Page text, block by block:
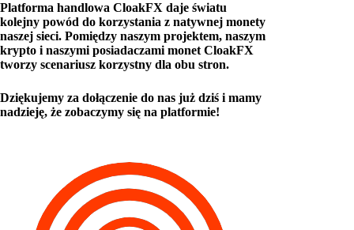
Platforma handlowa CloakFX daje światu
kolejny powód do korzystania z natywnej monety
naszej sieci. Pomiędzy naszym projektem, naszym
krypto i naszymi posiadaczami monet CloakFX
tworzy scenariusz korzystny dla obu stron.
Dziękujemy za dołączenie do nas już dziś i mamy
nadzieję, że zobaczymy się na platformie!